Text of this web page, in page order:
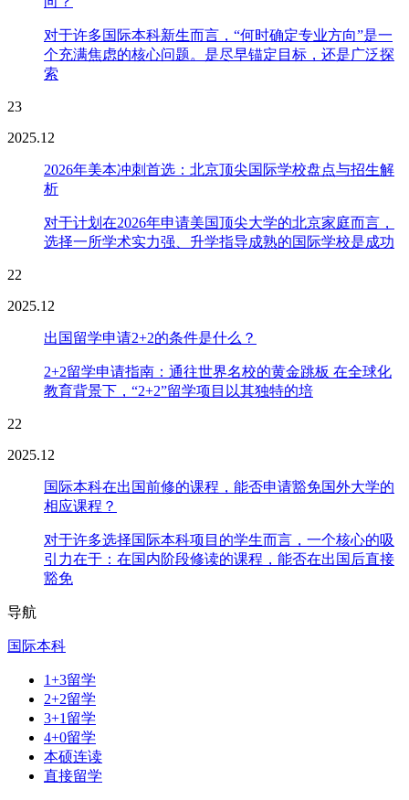
对于许多国际本科新生而言，“何时确定专业方向”是一
个充满焦虑的核心问题。是尽早锚定目标，还是广泛探
索
23
2025.12
2026年美本冲刺首选：北京顶尖国际学校盘点与招生解
析
对于计划在2026年申请美国顶尖大学的北京家庭而言，
选择一所学术实力强、升学指导成熟的国际学校是成功
22
2025.12
出国留学申请2+2的条件是什么？
2+2留学申请指南：通往世界名校的黄金跳板 在全球化
教育背景下，“2+2”留学项目以其独特的培
22
2025.12
国际本科在出国前修的课程，能否申请豁免国外大学的
相应课程？
对于许多选择国际本科项目的学生而言，一个核心的吸
引力在于：在国内阶段修读的课程，能否在出国后直接
豁免
导航
国际本科
1+3留学
2+2留学
3+1留学
4+0留学
本硕连读
直接留学